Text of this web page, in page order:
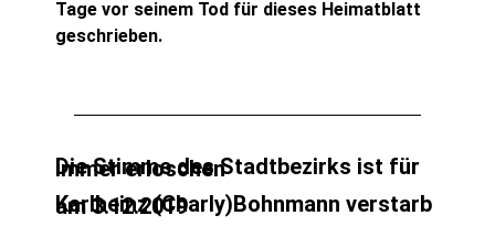
Tage vor seinem Tod für dieses Heimatblatt
geschrieben.
Die Stimme des Stadtbezirks ist für immer erloschen
Karlheinz (Charly)Bohnmann verstarb am 3.12.2019